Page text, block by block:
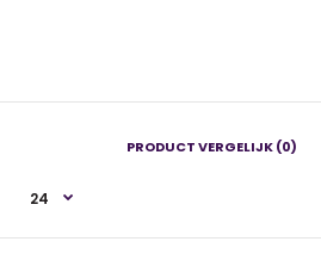
PRODUCT VERGELIJK (0)